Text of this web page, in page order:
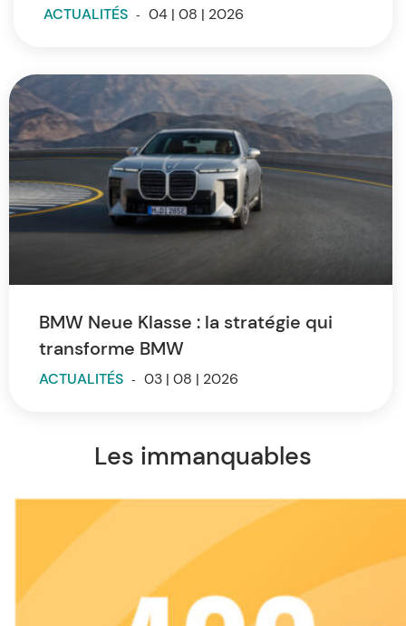
ACTUALITÉS - 04 | 08 | 2026
BMW Neue Klasse : la stratégie qui
transforme BMW
ACTUALITÉS - 03 | 08 | 2026
Les immanquables